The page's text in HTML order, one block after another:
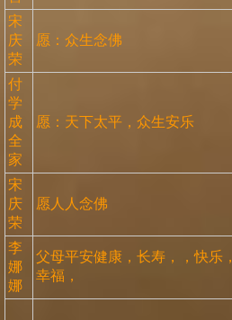
宋
庆
荣
愿：众生念佛
付
学
成
全
家
愿：天下太平，众生安乐
宋
庆
荣
愿人人念佛
李
娜
娜
父母平安健康，长寿，，快乐，
幸福，